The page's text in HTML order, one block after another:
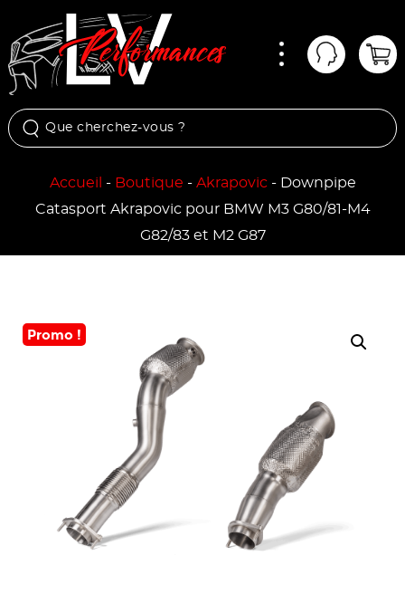
Mon
Accueil - Boutique - Akrapovic- Downpipe
Catasport Akrapovic pour BMW M3 G80/81-M4
G82/83 et M2 G87
Promo !